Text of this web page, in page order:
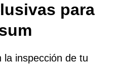
para
la inspección de tu